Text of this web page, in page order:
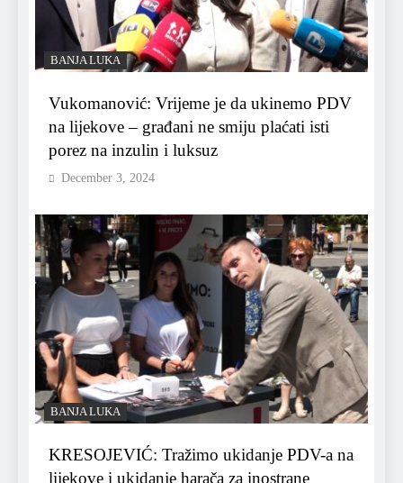
BANJA LUKA
Vukomanović: Vrijeme je da ukinemo PDV
na lijekove – građani ne smiju plaćati isti
porez na inzulin i luksuz
December 3, 2024
BANJA LUKA
KRESOJEVIĆ: Tražimo ukidanje PDV-a na
lijekove i ukidanje harača za inostrane